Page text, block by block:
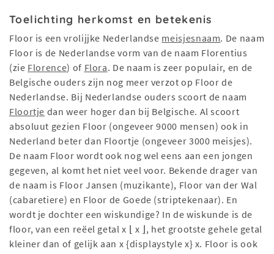
Toelichting herkomst en betekenis
Floor is een vrolijjke Nederlandse meisjesnaam. De naam
Floor is de Nederlandse vorm van de naam Florentius
(zie Florence) of Flora. De naam is zeer populair, en de
Belgische ouders zijn nog meer verzot op Floor de
Nederlandse. Bij Nederlandse ouders scoort de naam
Floortje dan weer hoger dan bij Belgische. Al scoort
absoluut gezien Floor (ongeveer 9000 mensen) ook in
Nederland beter dan Floortje (ongeveer 3000 meisjes).
De naam Floor wordt ook nog wel eens aan een jongen
gegeven, al komt het niet veel voor. Bekende drager van
de naam is Floor Jansen (muzikante), Floor van der Wal
(cabaretiere) en Floor de Goede (striptekenaar). En
wordt je dochter een wiskundige? In de wiskunde is de
floor, van een reëel getal x ⌊ x ⌋, het grootste gehele getal
kleiner dan of gelijk aan x {displaystyle x} x. Floor is ook